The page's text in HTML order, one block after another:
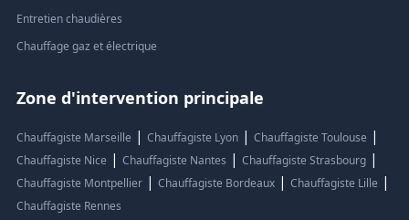
Entretien chaudières
Chauffage gaz et électrique
Zone d'intervention principale
Chauffagiste Marseille | Chauffagiste Lyon| Chauffagiste Toulouse |
Chauffagiste Nice | Chauffagiste Nantes | Chauffagiste Strasbourg|
Chauffagiste Montpellier| Chauffagiste Bordeaux| Chauffagiste Lille |
Chauffagiste Rennes